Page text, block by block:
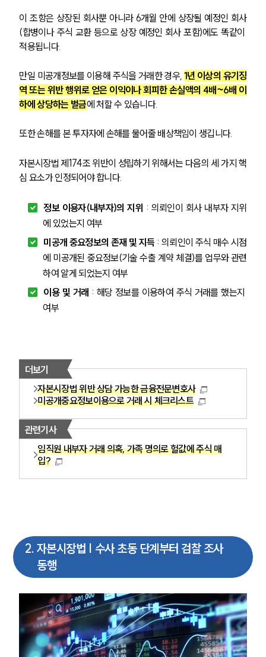
이 조항은 상장된 회사뿐 아니라 6개월 안에 상장될 예정인 회사
(합병이나 주식 교환 등으로 상장 예정인 회사 포함)에도 똑같이
적용됩니다.
만일 미공개정보를 이용해 주식을 거래한 경우, 1년 이상의 유기징
역 또는 위반 행위로 얻은 이익이나 회피한 손실액의 4배~6배 이
하에 상당하는 벌금에 처할 수 있습니다.
또한 손해를 본 투자자에 손해를 물어줄 배상책임이 생깁니다.
자본시장법 제174조 위반이 성립하기 위해서는 다음의 세 가지 핵
심 요소가 인정되어야 합니다.
정보 이용자(내부자)의 지위 : 의뢰인이 회사 내부자 지위
에 있었는지 여부
미공개 중요정보의 존재 및 지득 : 의뢰인이 주식 매수 시점
에 미공개된 중요정보(기술 수출 계약 체결)를 업무와 관련
하여 알게 되었는지 여부
이용 및 거래 : 해당 정보를 이용하여 주식 거래를 했는지
여부
더보기
자본시장법 위반 상담 가능한 금융전문변호사
미공개중요정보이용으로 거래 시 체크리스트
관련기사
임직원 내부자 거래 의혹, 가족 명의로 헐값에 주식 매
입?
2. 자본시장법 | 수사 초동 단계부터 검찰 조사
동행